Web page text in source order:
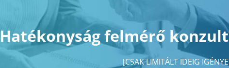
Hatékonyság felmérő
[CSAK LIMITÁLT IDEIG